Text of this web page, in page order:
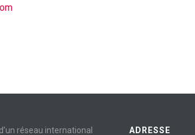
réseau international ADRESSE